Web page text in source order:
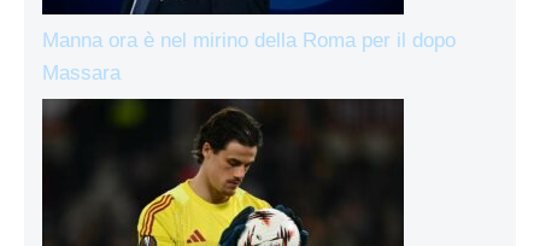
Manna ora è nel mirino della Roma per il dopo
Massara